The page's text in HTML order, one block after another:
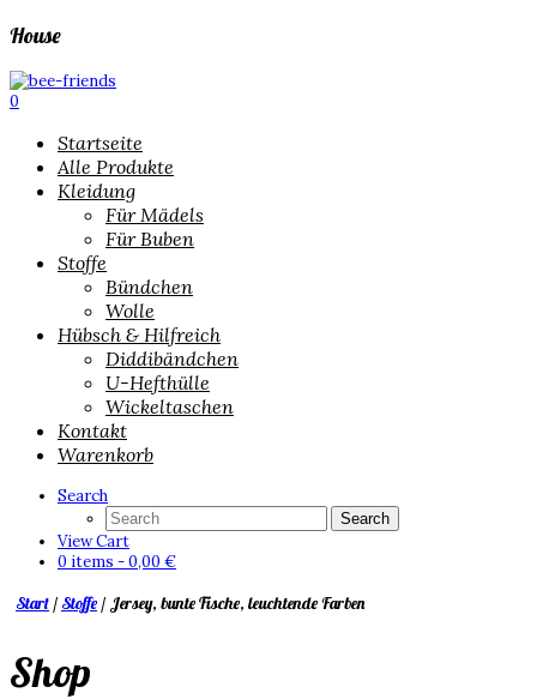
House
0
Startseite
Alle Produkte
Kleidung
Für Mädels
Für Buben
Stoffe
Bündchen
Wolle
Hübsch & Hilfreich
Diddibändchen
U-Hefthülle
Wickeltaschen
Kontakt
Warenkorb
Search
View Cart
0 items -0,00 €
Start / Stoffe / Jersey, bunte Fische, leuchtende Farben
Shop